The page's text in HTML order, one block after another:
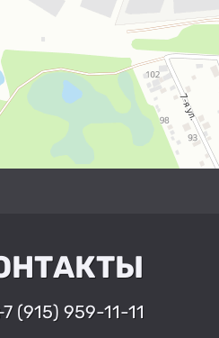
(915) 959-11-11